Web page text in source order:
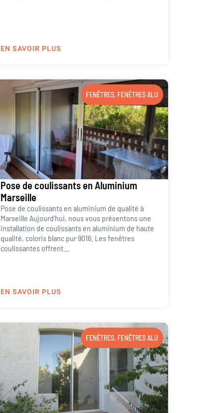
EN SAVOIR PLUS
FENÊTRES, FENÊTRES ALU
Pose de coulissants en Aluminium
Marseille
Pose de coulissants en aluminium de qualité à
Marseille Aujourd’hui, nous vous présentons une
installation de coulissants en aluminium de haute
qualité, coloris blanc pur 9016. Les fenêtres
coulissantes offrent...
EN SAVOIR PLUS
FENÊTRES, FENÊTRES ALU